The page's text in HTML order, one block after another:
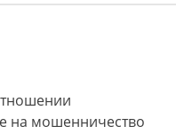
на мошенничество